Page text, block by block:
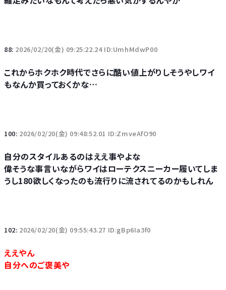
88: 2026/02/20(金) 09:25:22.24 ID:UmhMdwP00
これからホクホク時代でさらに酷い値上がりしそうやしワイ
もなんか買っておくかな…
100: 2026/02/20(金) 09:48:52.01 ID:ZmveAfO90
自分のスタイルあるのはええ事やよな
偉そうな事言いながらワイはローテクスニーカー履いてしま
うし180欲しくなったのも流行りに流されてるのかもしれん
102: 2026/02/20(金) 09:55:43.27 ID:gBp6Ia3f0
ええやん
自分へのご褒美や